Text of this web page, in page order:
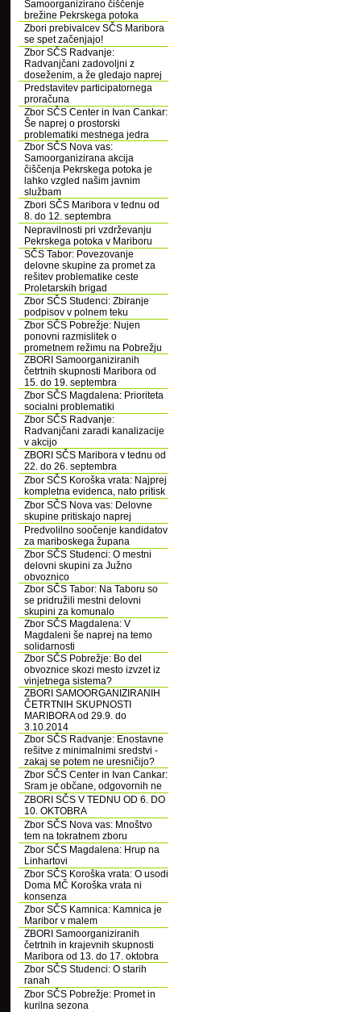
Samoorganizirano čiščenje
brežine Pekrskega potoka
Zbori prebivalcev SČS Maribora
se spet začenjajo!
Zbor SČS Radvanje:
Radvanjčani zadovoljni z
doseženim, a že gledajo naprej
Predstavitev participatornega
proračuna
Zbor SČS Center in Ivan Cankar:
Še naprej o prostorski
problematiki mestnega jedra
Zbor SČS Nova vas:
Samoorganizirana akcija
čiščenja Pekrskega potoka je
lahko vzgled našim javnim
službam
Zbori SČS Maribora v tednu od
8. do 12. septembra
Nepravilnosti pri vzdrževanju
Pekrskega potoka v Mariboru
SČS Tabor: Povezovanje
delovne skupine za promet za
rešitev problematike ceste
Proletarskih brigad
Zbor SČS Studenci: Zbiranje
podpisov v polnem teku
Zbor SČS Pobrežje: Nujen
ponovni razmislitek o
prometnem režimu na Pobrežju
ZBORI Samoorganiziranih
četrtnih skupnosti Maribora od
15. do 19. septembra
Zbor SČS Magdalena: Prioriteta
socialni problematiki
Zbor SČS Radvanje:
Radvanjčani zaradi kanalizacije
v akcijo
ZBORI SČS Maribora v tednu od
22. do 26. septembra
Zbor SČS Koroška vrata: Najprej
kompletna evidenca, nato pritisk
Zbor SČS Nova vas: Delovne
skupine pritiskajo naprej
Predvolilno soočenje kandidatov
za mariboskega župana
Zbor SČS Studenci: O mestni
delovni skupini za Južno
obvoznico
Zbor SČS Tabor: Na Taboru so
se pridružili mestni delovni
skupini za komunalo
Zbor SČS Magdalena: V
Magdaleni še naprej na temo
solidarnosti
Zbor SČS Pobrežje: Bo del
obvoznice skozi mesto izvzet iz
vinjetnega sistema?
ZBORI SAMOORGANIZIRANIH
ČETRTNIH SKUPNOSTI
MARIBORA od 29.9. do
3.10.2014
Zbor SČS Radvanje: Enostavne
rešitve z minimalnimi sredstvi -
zakaj se potem ne uresničijo?
Zbor SČS Center in Ivan Cankar:
Sram je občane, odgovornih ne
ZBORI SČS V TEDNU OD 6. DO
10. OKTOBRA
Zbor SČS Nova vas: Mnoštvo
tem na tokratnem zboru
Zbor SČS Magdalena: Hrup na
Linhartovi
Zbor SČS Koroška vrata: O usodi
Doma MČ Koroška vrata ni
konsenza
Zbor SČS Kamnica: Kamnica je
Maribor v malem
ZBORI Samoorganiziranih
četrtnih in krajevnih skupnosti
Maribora od 13. do 17. oktobra
Zbor SČS Studenci: O starih
ranah
Zbor SČS Pobrežje: Promet in
kurilna sezona